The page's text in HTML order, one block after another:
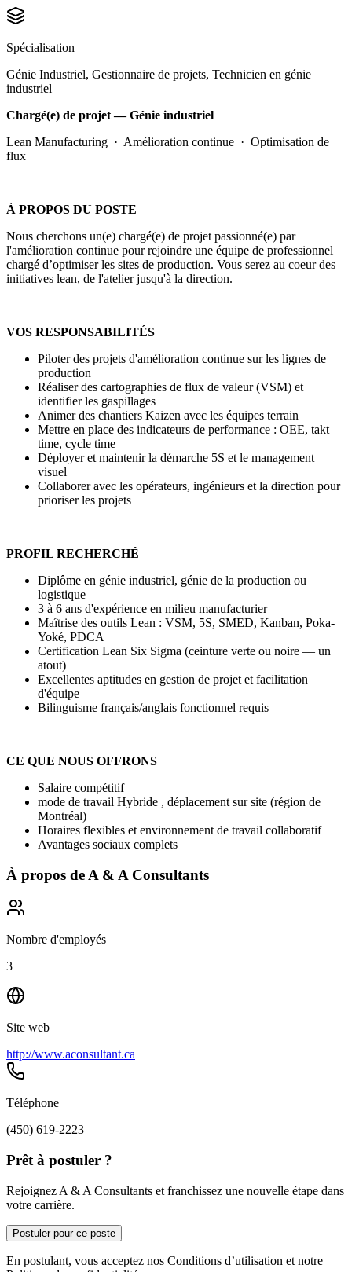
Spécialisation
Génie Industriel, Gestionnaire de projets, Technicien en génie
industriel
Chargé(e) de projet — Génie industriel
Lean Manufacturing · Amélioration continue · Optimisation de
flux
À PROPOS DU POSTE
Nous cherchons un(e) chargé(e) de projet passionné(e) par
l'amélioration continue pour rejoindre une équipe de professionnel
chargé d’optimiser les sites de production. Vous serez au coeur des
initiatives lean, de l'atelier jusqu'à la direction.
VOS RESPONSABILITÉS
Piloter des projets d'amélioration continue sur les lignes de
production
Réaliser des cartographies de flux de valeur (VSM) et
identifier les gaspillages
Animer des chantiers Kaizen avec les équipes terrain
Mettre en place des indicateurs de performance : OEE, takt
time, cycle time
Déployer et maintenir la démarche 5S et le management
visuel
Collaborer avec les opérateurs, ingénieurs et la direction pour
prioriser les projets
PROFIL RECHERCHÉ
Diplôme en génie industriel, génie de la production ou
logistique
3 à 6 ans d'expérience en milieu manufacturier
Maîtrise des outils Lean : VSM, 5S, SMED, Kanban, Poka-
Yoké, PDCA
Certification Lean Six Sigma (ceinture verte ou noire — un
atout)
Excellentes aptitudes en gestion de projet et facilitation
d'équipe
Bilinguisme français/anglais fonctionnel requis
CE QUE NOUS OFFRONS
Salaire compétitif
mode de travail Hybride , déplacement sur site (région de
Montréal)
Horaires flexibles et environnement de travail collaboratif
Avantages sociaux complets
À propos de A & A Consultants
Nombre d'employés
3
Site web
http://www.aconsultant.ca
Téléphone
(450) 619-2223
Prêt à postuler ?
Rejoignez A & A Consultants et franchissez une nouvelle étape dans
votre carrière.
Postuler pour ce poste
En postulant, vous acceptez nos Conditions d’utilisation et notre